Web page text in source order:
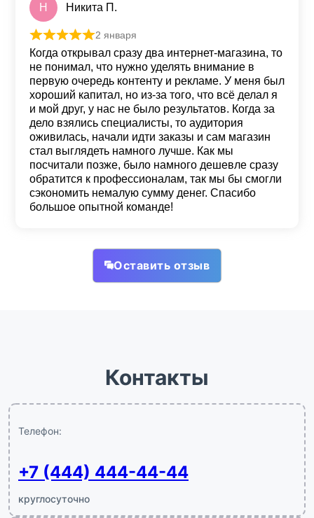
Н Никита П.
Оценка из 5
2 января
Когда открывал сразу два интернет-магазина, то
не понимал, что нужно уделять внимание в
первую очередь контенту и рекламе. У меня был
хороший капитал, но из-за того, что всё делал я
и мой друг, у нас не было результатов. Когда за
дело взялись специалисты, то аудитория
оживилась, начали идти заказы и сам магазин
стал выглядеть намного лучше. Как мы
посчитали позже, было намного дешевле сразу
обратится к профессионалам, так мы бы смогли
сэкономить немалую сумму денег. Спасибо
большое опытной команде!
Оставить отзыв
Контакты
Телефон:
+7 (444) 444-44-44
круглосуточно